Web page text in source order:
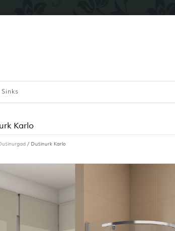
Sinks
Karlo
/ Dušinurk Karlo